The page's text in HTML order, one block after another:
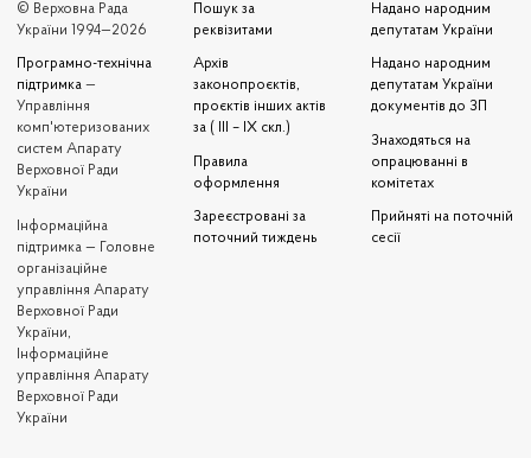
© Верховна Рада
України 1994—2026
Програмно-технічна
підтримка —
Управління
комп'ютеризованих
систем Апарату
Верховної Ради
України
Iнформаційна
підтримка — Головне
організаційне
управління Апарату
Верховної Ради
України,
Інформаційне
управління Апарату
Верховної Ради
України
Пошук за
реквізитами
Архів
законопроєктів,
проєктів інших актів
за ( III – IX скл.)
Правила
оформлення
Зареєстровані за
поточний тиждень
Надано народним
депутатам України
Надано народним
депутатам України
документів до ЗП
Знаходяться на
опрацюванні в
комітетах
Прийняті на поточній
сесії